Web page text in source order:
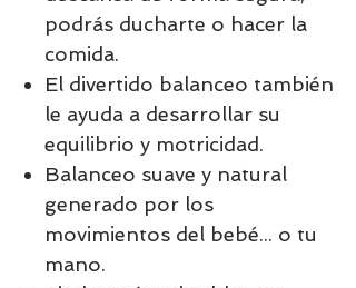
podrás ducharte o hacer la
comida.
El divertido balanceo también
le ayuda a desarrollar su
equilibrio y motricidad.
Balanceo suave y natural
generado por los
movimientos del bebé... o tu
mano.